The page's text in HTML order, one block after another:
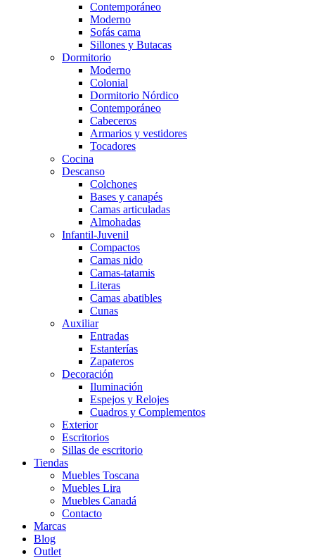
Contemporáneo
Moderno
Sofás cama
Sillones y Butacas
Dormitorio
Moderno
Colonial
Dormitorio Nórdico
Contemporáneo
Cabeceros
Armarios y vestidores
Tocadores
Cocina
Descanso
Colchones
Bases y canapés
Camas articuladas
Almohadas
Infantil-Juvenil
Compactos
Camas nido
Camas-tatamis
Literas
Camas abatibles
Cunas
Auxiliar
Entradas
Estanterías
Zapateros
Decoración
Iluminación
Espejos y Relojes
Cuadros y Complementos
Exterior
Escritorios
Sillas de escritorio
Tiendas
Muebles Toscana
Muebles Lira
Muebles Canadá
Contacto
Marcas
Blog
Outlet